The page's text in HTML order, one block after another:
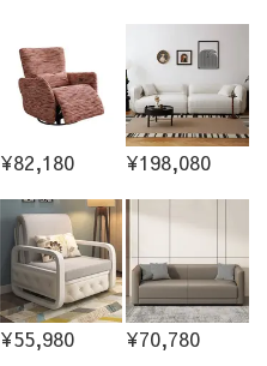
¥82,180 ¥198,080
¥55,980 ¥70,780